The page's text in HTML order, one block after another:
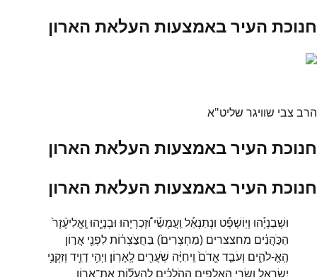
חנוכת העיר באמצעות העלאת הארון
הרב צבי שוויגר שליט"א
חנוכת העיר באמצעות העלאת הארון
חנוכת העיר באמצעות העלאת הארון
וּשְׁבַנְיָ֡הוּ וְיֽוֹשָׁפָ֡ט וּנְתַנְאֵ֡ל וַֽעֲמָשַׂ֡י וּ֠זְכַרְיָהוּ וּבְנָיָ֤הוּ וֶֽאֱלִיעֶ֨זֶר֙
הַכֹּ֣הֲנִ֔ים מחצצרים (מַחְצְרִים֙) בַּחֲצֹ֣צְר֔וֹת לִפְנֵ֖י אֲר֣וֹן
הָֽאֱ-לֹהִ֑ים וְעֹבֵ֤ד אֱדֹם֙ וִֽיחִיָּ֔ה שֹֽׁעֲרִ֖ים לָֽאָרֽוֹן׃ וַיְהִ֥י דָוִ֛יד וְזִקְנֵ֥י
יִשְׂרָאֵ֖ל וְשָׂרֵ֣י הָֽאֲלָפִ֑ים הַהֹֽלְכִ֗ים לְֽהַעֲל֞וֹת אֶת־אֲר֧וֹן